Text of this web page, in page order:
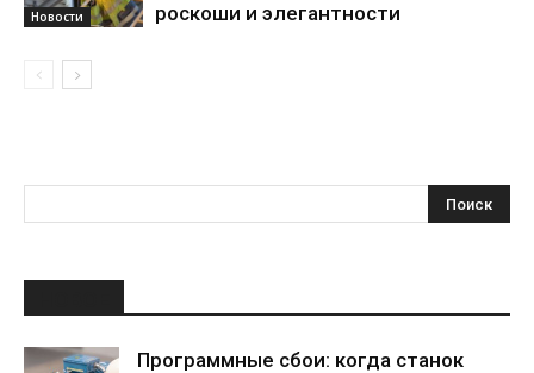
Новости роскоши и элегантности
Программные сбои: когда станок